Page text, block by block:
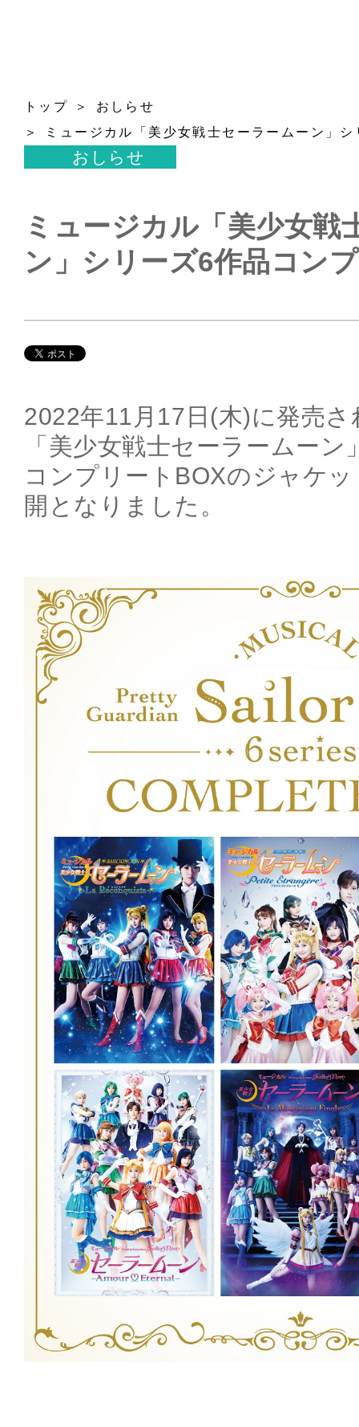
トップ
おしらせ
ミュージカル「美少女戦士セーラームーン」
おしらせ
ミュージカル「美少女戦
ン」シリーズ6作品コン
2022年11月17日(木)に発売
「美少女戦士セーラームー
コンプリートBOXのジャケ
開となりました。